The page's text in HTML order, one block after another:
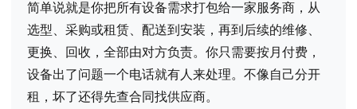
简单说就是你把所有设备需求打包给一家服务商，从
选型、采购或租赁、配送到安装，再到后续的维修、
更换、回收，全部由对方负责。你只需要按月付费，
设备出了问题一个电话就有人来处理。不像自己分开
租，坏了还得先查合同找供应商。